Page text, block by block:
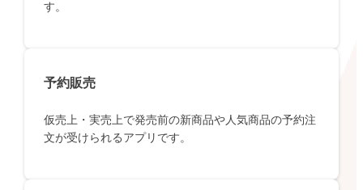
す。
予約販売
仮売上・実売上で発売前の新商品や人気商品の予約注
文が受けられるアプリです。